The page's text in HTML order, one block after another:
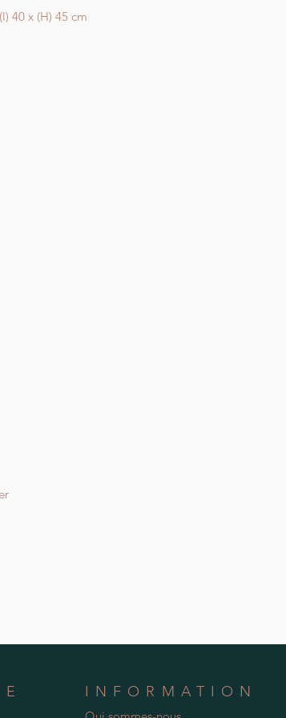
40 x (H) 45 cm
INFORMATION